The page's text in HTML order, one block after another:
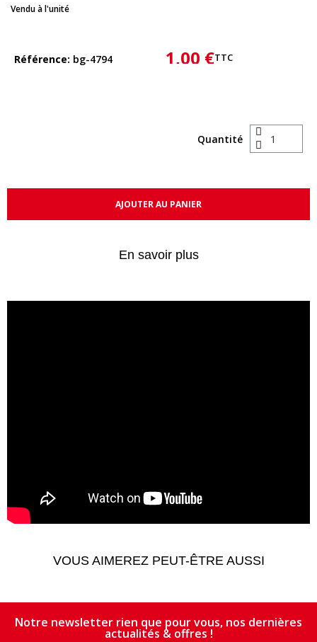
Vendu à l'unité
Référence bg-4794 1,00 €TTC
Quantité
AJOUTER AU PANIER
En savoir plus
VOUS AIMEREZ PEUT-ÊTRE AUSSI
Notre newsletter rien que pour vous, nos dernières
actualités & offres !